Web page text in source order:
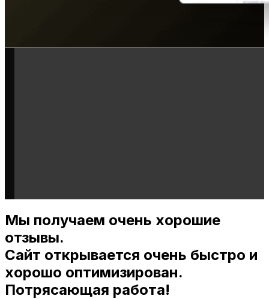
Мы получаем очень хорошие
отзывы.
Сайт открывается очень быстро и
хорошо оптимизирован.
Потрясающая работа!